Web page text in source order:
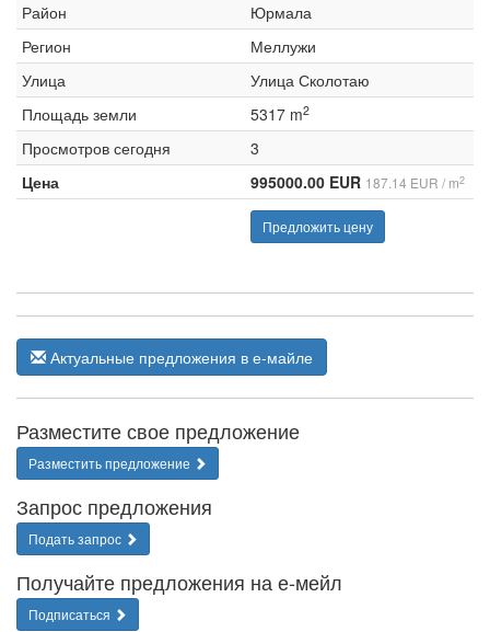
Район
Юрмала
Регион
Меллужи
Улица
Улица Сколотаю
Площадь земли
5317 m2
Просмотров сегодня
3
Цена
995000.00 EUR 187.14 EUR / m2
Предложить цену
Актуальные предложения в е-майле
Разместите свое предложение
Разместить предложение
Запрос предложения
Подать запрос
Получайте предложения на е-мейл
Подписаться